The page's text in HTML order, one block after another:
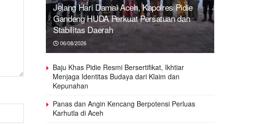
Jelang Hari Damai Aceh, Kapolres Pidie
Gandeng HUDA Perkuat Persatuan dan
Stabilitas Daerah
06/08/2026
Baju Khas Pidie Resmi Bersertifikat, Ikhtiar
Menjaga Identitas Budaya dari Klaim dan
Kepunahan
Panas dan Angin Kencang Berpotensi Perluas
Karhutla di Aceh